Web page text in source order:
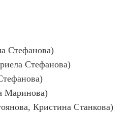
Стефанова)
Стефанова)
Маринова)
Кристина Станкова)